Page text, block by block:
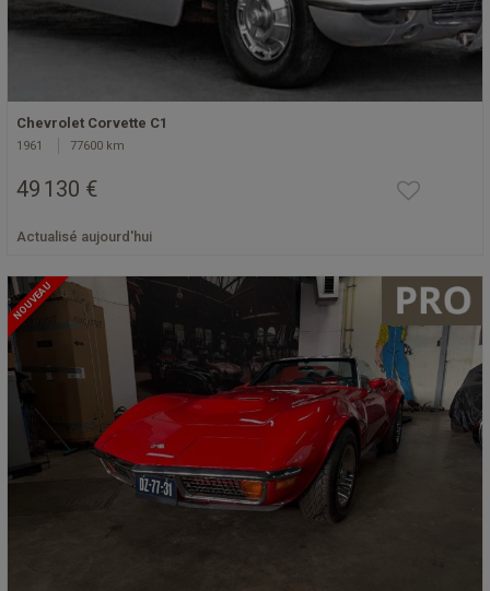
Chevrolet Corvette C1
1961 77600 km
49 130 €
Actualisé aujourd'hui
NOUVEAU